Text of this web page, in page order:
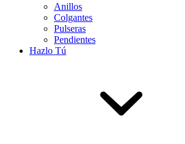
Anillos
Colgantes
Pulseras
Pendientes
Hazlo Tú